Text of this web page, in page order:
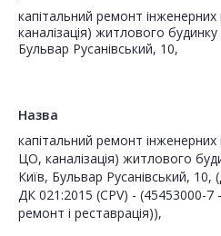
капітальний ремонт
каналізація) житлового
Бульвар Русанівський, 10,
Назва
капітальний ремонт
ЦО, каналізація) житлового
Київ, Бульвар Русанівський,
ДК 021:2015 (CPV) - (45453000-7
ремонт і реставрація)),